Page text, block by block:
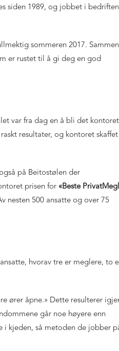
siden 1989, og jobbet i bedriften
sommeren 2017. Sammen
er rustet til å gi deg en god
var fra dag en å bli det kontoret
resultater, og kontoret skaffet
på Beitostølen der
prisen for «Beste
nesten 500 ansatte og over 75
hvorav tre er meglere, to
ører åpne.» Dette resulterer
går noe høyere enn
i kjeden, så metoden de jobber